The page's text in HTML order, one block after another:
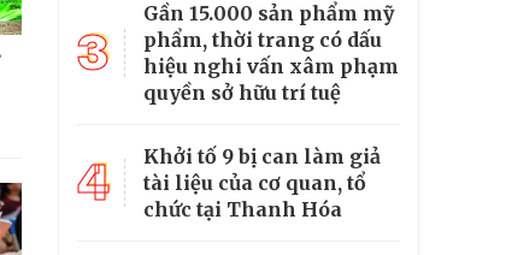
3
Gần 15.000 sản phẩm mỹ
phẩm, thời trang có dấu
hiệu nghi vấn xâm phạm
quyền sở hữu trí tuệ
4
Khởi tố 9 bị can làm giả
tài liệu của cơ quan, tổ
chức tại Thanh Hóa